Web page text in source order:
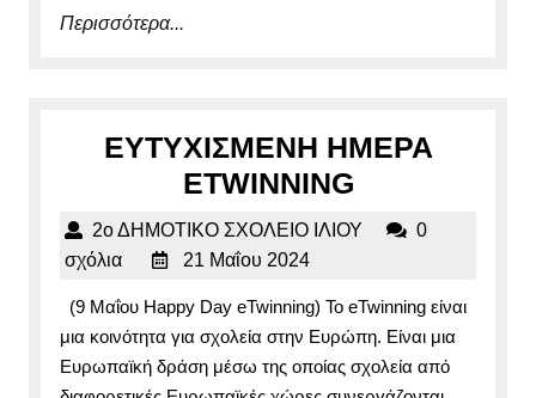
πρόγραμμα
E-
Περισσότερα...
ΕΥΤΥΧΙΣΜΕΝΗ ΗΜΕΡΑ
ETWINNING
ΗΜΕΡΑ
2ο ΔΗΜΟΤΙΚΟ ΣΧΟΛΕΙΟ ΙΛΙΟΥ
ΙΛΙΟΥ
0
σχόλια
21 Μαΐου 202421
2024
(9 Μαΐου Happy Day eTwinning) Το eTwinning είναι
μια κοινότητα για σχολεία στην Ευρώπη. Είναι μια
Ευρωπαϊκή δράση μέσω της οποίας σχολεία από